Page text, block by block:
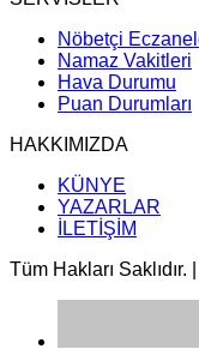
Nöbetçi
Namaz Vakitleri
Hava Durumu
Puan Durumları
HAKKIMIZDA
KÜNYE
YAZARLAR
İLETİŞİM
Tüm Hakları Saklıdır. |